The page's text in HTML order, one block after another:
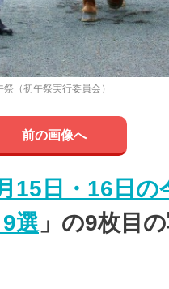
祭（初午祭実行委員会）
前の画像へ
15日・16日の
選 」の9枚目